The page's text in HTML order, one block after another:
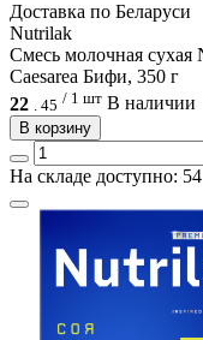
Доcтавка по Беларуси
Nutrilak
Смесь молочная
Caesarea Бифи, 350 г
22
45 / 1 шт В наличии
В корзину
На складе доступно: 54